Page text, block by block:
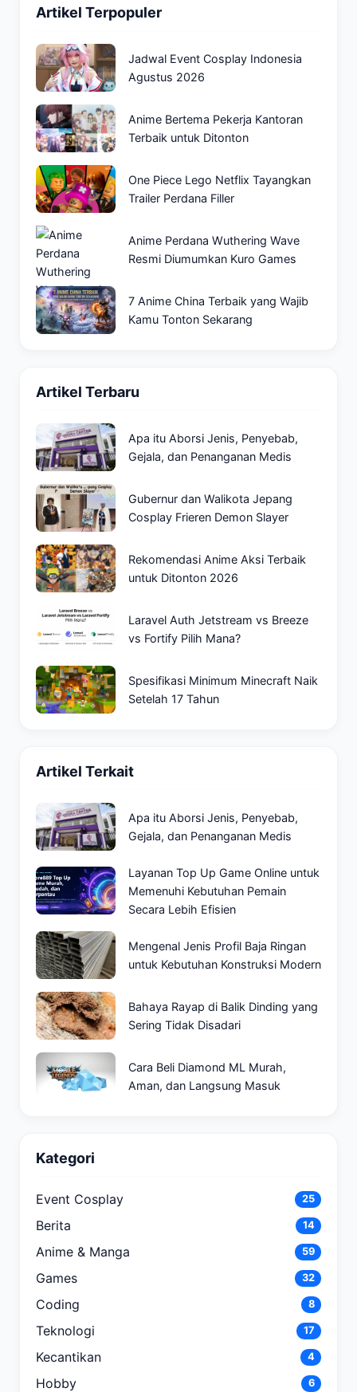
Artikel Terpopuler
Jadwal Event Cosplay Indonesia
Agustus 2026
Anime Bertema Pekerja Kantoran
Terbaik untuk Ditonton
One Piece Lego Netflix Tayangkan
Trailer Perdana Filler
Anime Perdana Wuthering Wave
Resmi Diumumkan Kuro Games
7 Anime China Terbaik yang Wajib
Kamu Tonton Sekarang
Artikel Terbaru
Apa itu Aborsi Jenis, Penyebab,
Gejala, dan Penanganan Medis
Gubernur dan Walikota Jepang
Cosplay Frieren Demon Slayer
Rekomendasi Anime Aksi Terbaik
untuk Ditonton 2026
Laravel Auth Jetstream vs Breeze
vs Fortify Pilih Mana?
Spesifikasi Minimum Minecraft Naik
Setelah 17 Tahun
Artikel Terkait
Apa itu Aborsi Jenis, Penyebab,
Gejala, dan Penanganan Medis
Layanan Top Up Game Online untuk
Memenuhi Kebutuhan Pemain
Secara Lebih Efisien
Mengenal Jenis Profil Baja Ringan
untuk Kebutuhan Konstruksi Modern
Bahaya Rayap di Balik Dinding yang
Sering Tidak Disadari
Cara Beli Diamond ML Murah,
Aman, dan Langsung Masuk
Kategori
Event Cosplay 25
Berita 14
Anime & Manga 59
Games 32
Coding 8
Teknologi 17
Kecantikan 4
Hobby 6